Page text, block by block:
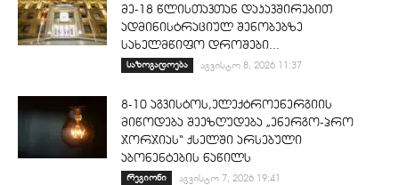
მე-18 წლისთავთან დაკავშირებით
ადმინისტრაციულ შენობებზე
სახელმწიფო დროშები...
საზოგადოება აგვისტო 8, 2026 11:37
8-10 აგვისტოს,ელექტროენერგიის
მიწოდება შეეზღუდება „ენერგო-პრო
ჯორჯიას“ ქსელში არსებული
აბონენტების ნაწილს
რეგიონი აგვისტო 7, 2026 19:41